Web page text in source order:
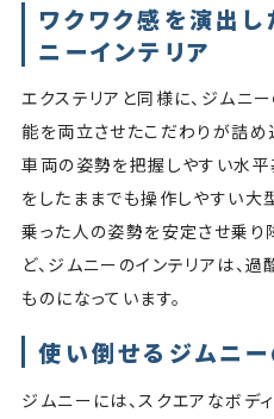
ワクワク感を演出
ニーインテリア
エクステリアと同様に、ジムニ
能を両立させたこだわりが詰め
車両の姿勢を把握しやすい水平
をしたままでも操作しやすい大
乗った人の姿勢を安定させ乗り
ど、ジムニーのインテリアは、
ものになっています。
使い倒せるジムニ
ジムニーには、スクエアなボデ